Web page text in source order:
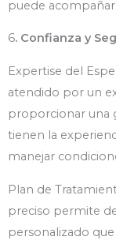
puede
6. Confianza y
Expertise del
atendido por un
proporcionar una
tienen la
manejar
Plan de
preciso permite
personalizado